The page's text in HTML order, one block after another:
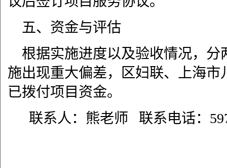
五、资金与评估
根据实施进度以及验收情况，
施出现重大偏差，区妇联、上海
已拨付项目资金。
联系人：熊老师
联系电话：